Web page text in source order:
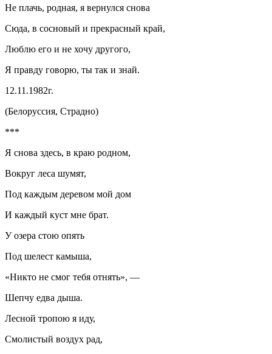
Не плачь, родная, я вернулся снова
Сюда, в сосновый и прекрасный край,
Люблю его и не хочу другого,
Я правду говорю, ты так и знай.
12.11.1982г.
(Белоруссия, Страдно)
***
Я снова здесь, в краю родном,
Вокруг леса шумят,
Под каждым деревом мой дом
И каждый куст мне брат.
У озера стою опять
Под шелест камыша,
«Никто не смог тебя отнять», —
Шепчу едва дыша.
Лесной тропою я иду,
Смолистый воздух рад,